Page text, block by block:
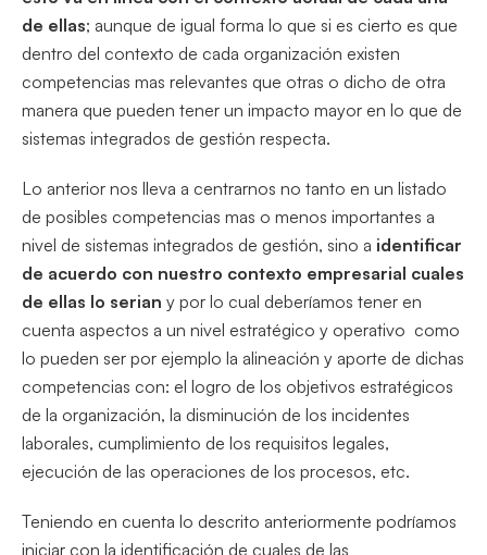
de ellas; aunque de igual forma lo que si es cierto es que
dentro del contexto de cada organización existen
competencias mas relevantes que otras o dicho de otra
manera que pueden tener un impacto mayor en lo que de
sistemas integrados de gestión respecta.
Lo anterior nos lleva a centrarnos no tanto en un listado
de posibles competencias mas o menos importantes a
nivel de sistemas integrados de gestión, sino a identificar
de acuerdo con nuestro contexto empresarial cuales
de ellas lo serian y por lo cual deberíamos tener en
cuenta aspectos a un nivel estratégico y operativo como
lo pueden ser por ejemplo la alineación y aporte de dichas
competencias con: el logro de los objetivos estratégicos
de la organización, la disminución de los incidentes
laborales, cumplimiento de los requisitos legales,
ejecución de las operaciones de los procesos, etc.
Teniendo en cuenta lo descrito anteriormente podríamos
iniciar con la identificación de cuales de las